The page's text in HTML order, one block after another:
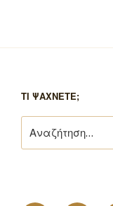
ΤΙ ΨΑΧΝΕΤΕ;
για: